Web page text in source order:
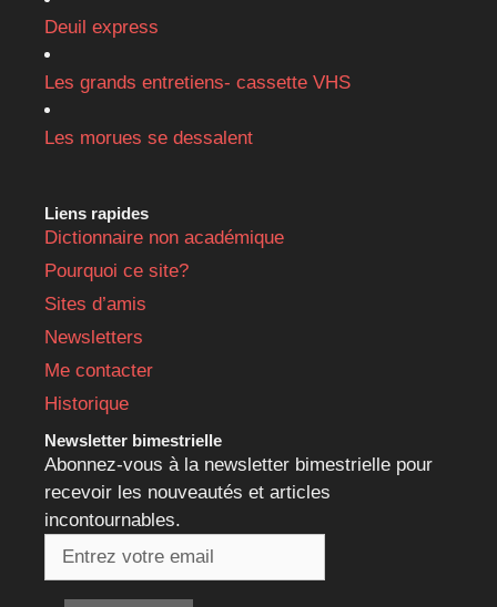
Deuil express
Les grands entretiens- cassette VHS
Les morues se dessalent
Liens rapides
Dictionnaire non académique
Pourquoi ce site?
Sites d’amis
Newsletters
Me contacter
Historique
Newsletter bimestrielle
Abonnez-vous à la newsletter bimestrielle pour
recevoir les nouveautés et articles
incontournables.